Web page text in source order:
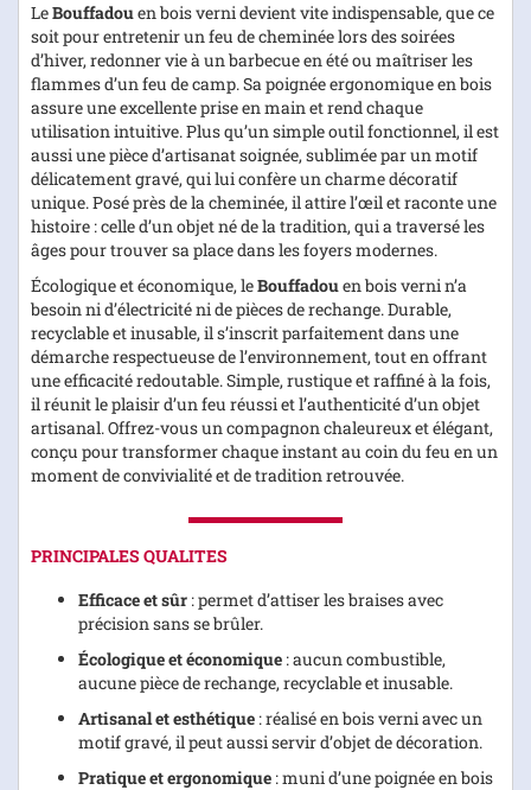
LeBouffadouen bois verni devient vite indispensable, que ce
soit pour entretenir un feu de cheminée lors des soirées
d’hiver, redonner vie à un barbecue en été ou maîtriser les
flammes d’un feu de camp. Sa poignée ergonomique en bois
assure une excellente prise en main et rend chaque
utilisation intuitive. Plus qu’un simple outil fonctionnel, il est
aussi une pièce d’artisanat soignée, sublimée par un motif
délicatement gravé, qui lui confère un charme décoratif
unique. Posé près de la cheminée, il attire l’œil et raconte une
histoire : celle d’un objet né de la tradition, qui a traversé les
âges pour trouver sa place dans les foyers modernes.
Écologique et économique, leBouffadouen bois verni n’a
besoin ni d’électricité ni de pièces de rechange. Durable,
recyclable et inusable, il s’inscrit parfaitement dans une
démarche respectueuse de l’environnement, tout en offrant
une efficacité redoutable. Simple, rustique et raffiné à la fois,
il réunit le plaisir d’un feu réussi et l’authenticité d’un objet
artisanal. Offrez-vous un compagnon chaleureux et élégant,
conçu pour transformer chaque instant au coin du feu en un
moment de convivialité et de tradition retrouvée.
PRINCIPALES QUALITES
Efficace et sûr : permet d’attiser les braises avec
précision sans se brûler.
Écologique et économique : aucun combustible,
aucune pièce de rechange, recyclable et inusable.
Artisanal et esthétique : réalisé en bois verni avec un
motif gravé, il peut aussi servir d’objet de décoration.
Pratique et ergonomique : muni d’une poignée en bois